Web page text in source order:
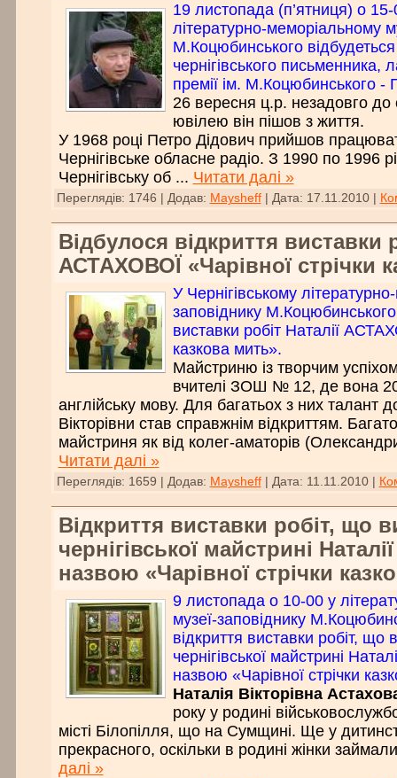
19 листопада (п’ятниця) о 15-
літературно-меморіальному
М.Коцюбинського відбудеться
чернігівського письменника,
премії ім. М.Коцюбинського
26 вересня ц.р. незадовго до
ювілею він пішов з життя.
У 1968 році Петро Дідович прийшов
Чернігівське обласне радіо. З 1990 по 1996
Чернігівську об ... Читати далі »
Переглядів: 1746 Додав: Maysheff| Дата: 17.11.2010
Відбулося відкриття виставки
АСТАХОВОЇ «Чарівної стрічки
У Чернігівському
заповіднику М.Коцюбинського
виставки робіт Наталії
казкова мить».
Майстриню із творчим
вчителі ЗОШ № 12, де вона
англійську мову. Для багатьох з них талант
Вікторівни став справжнім відкриттям.
майстриня як від колег-аматорів
Читати далі »
Переглядів: 1659 Додав: Maysheff| Дата: 11.11.2010
Відкриття виставки робіт, що
чернігівської майстрині
назвою «Чарівної стрічки
9 листопада о 10-00 у
музеї-заповіднику
відкриття виставки робіт, що
чернігівської майстрині
назвою «Чарівної стрічки
Наталія Вікторівна
року у родині
місті Білопілля, що на Сумщині. Ще у
прекрасного, оскільки в родині жінки
далі »